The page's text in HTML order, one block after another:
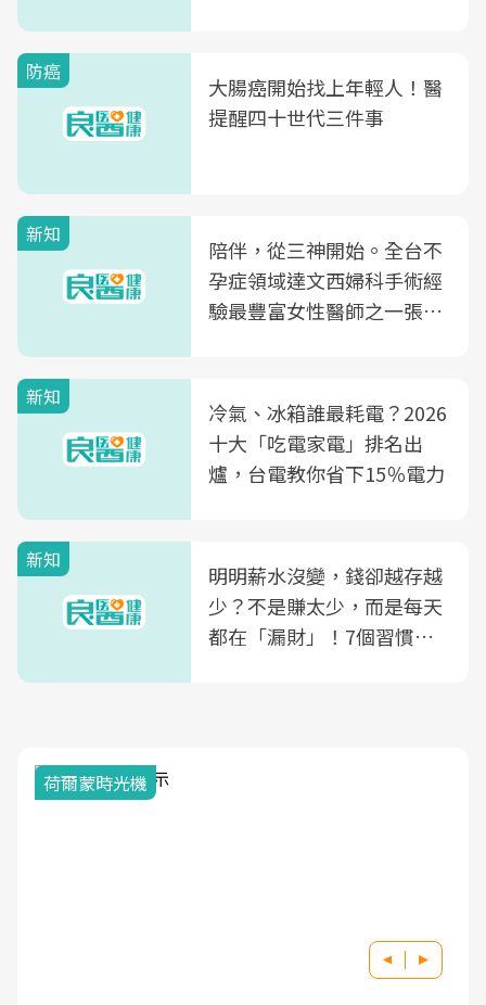
防癌
大腸癌開始找上年輕人！醫
提醒四十世代三件事
新知
陪伴，從三神開始。全台不
孕症領域達文西婦科手術經
驗最豐富女性醫師之一張永
光田醫院建構360度女性健
康照護生態圈
新知
冷氣、冰箱誰最耗電？2026
十大「吃電家電」排名出
爐，台電教你省下15％電力
新知
明明薪水沒變，錢卻越存越
少？不是賺太少，而是每天
都在「漏財」！7個習慣一
荷爾蒙時光機